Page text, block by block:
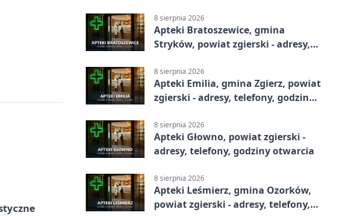
8 sierpnia 2026
Apteki Bratoszewice, gmina
Stryków, powiat zgierski - adresy,
8 sierpnia 2026
Apteki Emilia, gmina Zgierz, powiat
zgierski - adresy, telefony, godziny
8 sierpnia 2026
Apteki Głowno, powiat zgierski -
adresy, telefony, godziny otwarcia
8 sierpnia 2026
Apteki Leśmierz, gmina Ozorków,
powiat zgierski - adresy, telefony,